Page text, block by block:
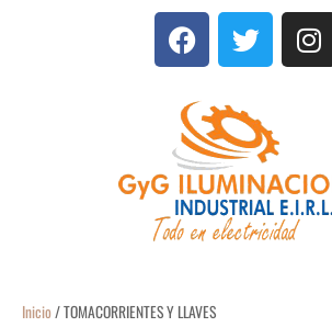
F
a
c
e
b
o
o
k
T
w
i
t
t
e
r
I
n
s
r
a
Inicio/ TOMACORRIENTES Y LLAVES